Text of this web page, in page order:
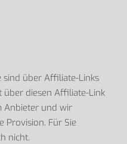
sind über Affiliate-Links
über diesen Affiliate-Link
Anbieter und wir
Provision. Für Sie
nicht.